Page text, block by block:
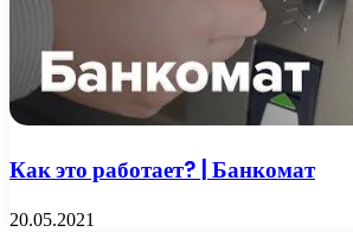
Как это работает? | Банкомат
20.05.2021